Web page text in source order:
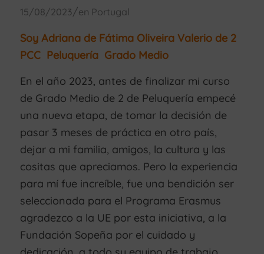
15/08/2023 /en Portugal
Soy Adriana de Fátima Oliveira Valerio de 2
PCC Peluquería Grado Medio
En el año 2023, antes de finalizar mi curso
de Grado Medio de 2 de Peluquería empecé
una nueva etapa, de tomar la decisión de
pasar 3 meses de práctica en otro país,
dejar a mi familia, amigos, la cultura y las
cositas que apreciamos. Pero la experiencia
para mí fue increíble, fue una bendición ser
seleccionada para el Programa Erasmus
agradezco a la UE por esta iniciativa, a la
Fundación Sopeña por el cuidado y